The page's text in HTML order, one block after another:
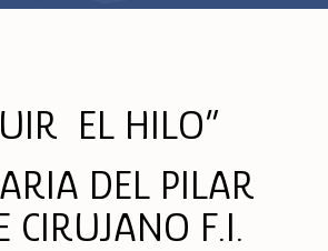
EL HILO”
DEL PILAR
CIRUJANO F.I.